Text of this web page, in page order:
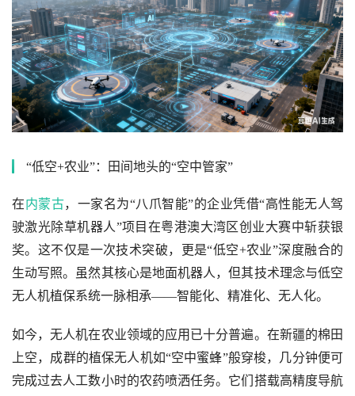
“低空+农业”：田间地头的“空中管家”
在内蒙古，一家名为“八爪智能”的企业凭借“高性能无人驾
驶激光除草机器人”项目在粤港澳大湾区创业大赛中斩获银
奖。这不仅是一次技术突破，更是“低空+农业”深度融合的
生动写照。虽然其核心是地面机器人，但其技术理念与低空
无人机植保系统一脉相承——智能化、精准化、无人化。
如今，无人机在农业领域的应用已十分普遍。在新疆的棉田
上空，成群的植保无人机如“空中蜜蜂”般穿梭，几分钟便可
完成过去人工数小时的农药喷洒任务。它们搭载高精度导航